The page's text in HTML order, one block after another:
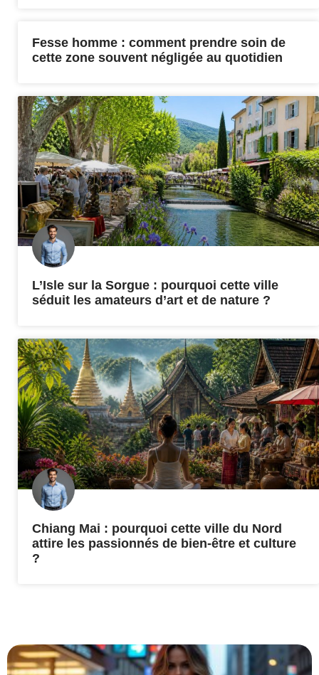
Fesse homme : comment prendre soin de
cette zone souvent négligée au quotidien
L’Isle sur la Sorgue : pourquoi cette ville
séduit les amateurs d’art et de nature ?
Chiang Mai : pourquoi cette ville du Nord
attire les passionnés de bien-être et culture
?